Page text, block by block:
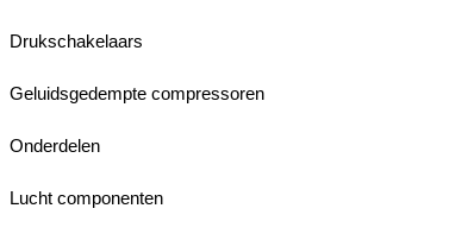
Drukschakelaars
Geluidsgedempte compressoren
Onderdelen
Lucht componenten